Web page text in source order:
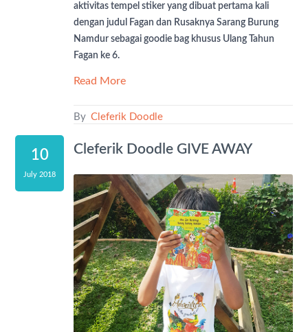
aktivitas tempel stiker yang dibuat pertama kali
dengan judul Fagan dan Rusaknya Sarang Burung
Namdur sebagai goodie bag khusus Ulang Tahun
Fagan ke 6.
Read More
By Cleferik Doodle
10
July 2018
Cleferik Doodle GIVE AWAY